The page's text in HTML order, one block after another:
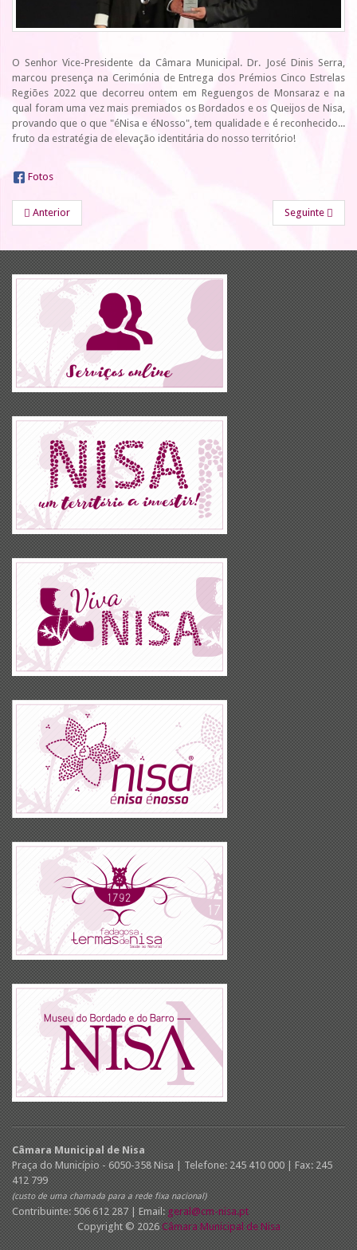
O Senhor Vice-Presidente da Câmara Municipal. Dr. José Dinis Serra,
marcou presença na Cerimónia de Entrega dos Prémios Cinco Estrelas
Regiões 2022 que decorreu ontem em Reguengos de Monsaraz e na
qual foram uma vez mais premiados os Bordados e os Queijos de Nisa,
provando que o que "éNisa e éNosso", tem qualidade e é reconhecido...
fruto da estratégia de elevação identitária do nosso território!
Fotos
Anterior Seguinte
Câmara Municipal de Nisa
Praça do Município - 6050-358 Nisa | Telefone: 245 410 000 | Fax: 245
412 799
(custo de uma chamada para a rede fixa nacional)
Contribuinte: 506 612 287 | Email: geral@cm-nisa.pt
Copyright © 2026 Câmara Municipal de Nisa